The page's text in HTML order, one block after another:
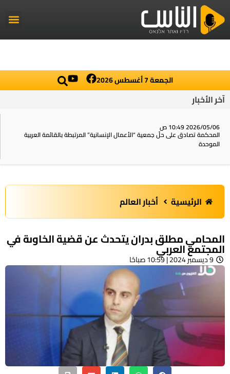
الجمعة 7 أغسطس 2026
آخر الأخبار
2026/05/06 10:49 ص
المحكمة تصادق على حلّ جمعية “الأعمال الإنسانية” المرتبطة بالقائمة العربية
الموحدة
الرئيسية أخبار العالم
المحامي مطلق بدران يتحدث عن قضية الخاوىة في
المجتمع العربي
9 ديسمبر 2024 | 10:59 صباحًا